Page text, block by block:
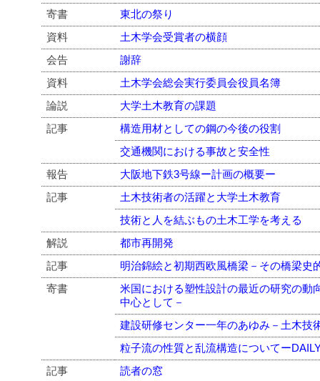
寄書
東北の祭り
資料
土木学会受賞者の横顔
会告
謝辞
資料
土木学会総会実行委員会役員名簿
論説
大学土木教育の課題
記事
構造用材としての鋼の今後の役割
交通機関における事故と安全性
報告
大阪地下鉄3号線ー計画の概要ー
記事
土木技術者の活躍と大学土木教育
技術と人を結ぶもの土木工学を考える
解説
都市再開発
記事
明治錦絵と初期西欧風橋梁－その橋梁史
寄書
米国における塑性設計の最近の研究の動
中心として－
建設研修センター一年のあゆみ－土木技
粒子流の性質と乱流構造についてー
記事
読者の窓